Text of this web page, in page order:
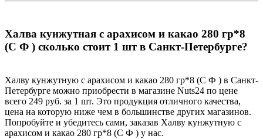
Халва кунжутная с арахисом и какао 280 гр*8
(С Ф ) сколько стоит 1 шт в Санкт-Петербурге?
Халву кунжутную с арахисом и какао 280 гр*8 (С Ф ) в Санкт-
Петербурге можно приобрести в магазине Nuts24 по цене
всего 249 руб. за 1 шт. Это продукция отличного качества,
цена на которую ниже чем в большинстве других магазинов.
Попробуйте и убедитесь сами, заказав Халву кунжутную с
арахисом и какао 280 гр*8 (С Ф ) у нас.